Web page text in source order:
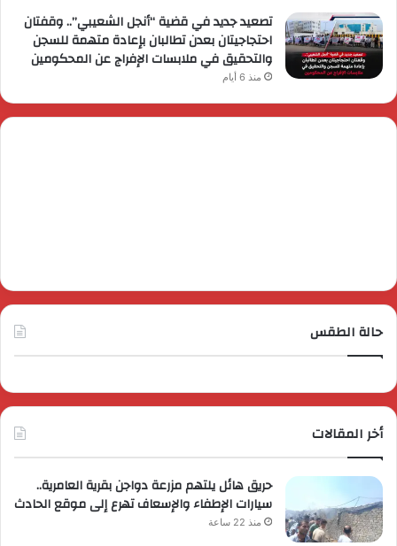
تصعيد جديد في قضية “أنجل الشعيبي”.. وقفتان
احتجاجيتان بعدن تطالبان بإعادة متهمة للسجن
والتحقيق في ملابسات الإفراج عن المحكومين
منذ 6 أيام
حالة الطقس
أخر المقالات
حريق هائل يلتهم مزرعة دواجن بقرية العامرية..
سيارات الإطفاء والإسعاف تهرع إلى موقع الحادث
منذ 22 ساعة